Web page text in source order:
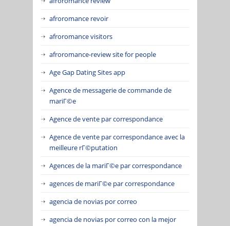
afroromance revoir
afroromance visitors
afroromance-review site for people
Age Gap Dating Sites app
Agence de messagerie de commande de
mariГ©e
Agence de vente par correspondance
Agence de vente par correspondance avec la
meilleure rГ©putation
Agences de la mariГ©e par correspondance
agences de mariГ©e par correspondance
agencia de novias por correo
agencia de novias por correo con la mejor